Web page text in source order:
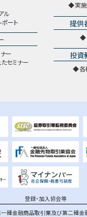
ル
ポート
ー
セミナー
実
提供
投資
各
登録・加入協会等
種金融商品取引業及び第二種